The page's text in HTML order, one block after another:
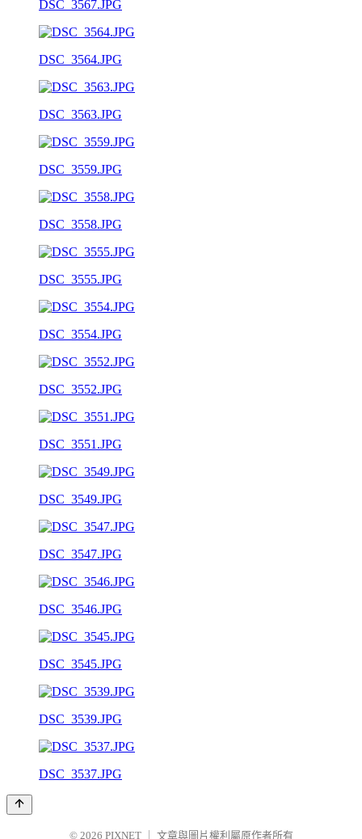
DSC_3567.JPG
DSC_3564.JPG
DSC_3563.JPG
DSC_3559.JPG
DSC_3558.JPG
DSC_3555.JPG
DSC_3554.JPG
DSC_3552.JPG
DSC_3551.JPG
DSC_3549.JPG
DSC_3547.JPG
DSC_3546.JPG
DSC_3545.JPG
DSC_3539.JPG
DSC_3537.JPG
© 2026 PIXNET 文章與圖片權利屬原作者所有